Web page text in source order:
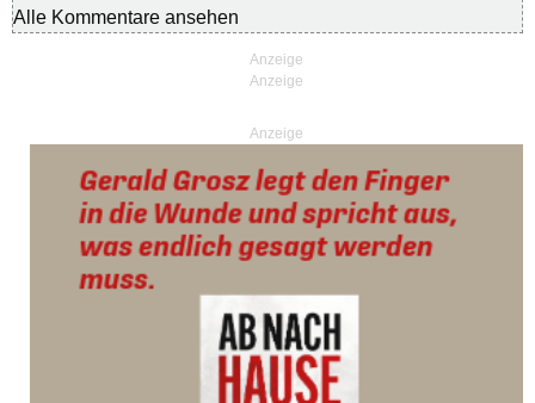
Alle Kommentare ansehen
Anzeige